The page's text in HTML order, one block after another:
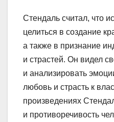
Стендаль считал, что
целиться в создание
а также в признание
и страстей. Он видел
и анализировать
любовь и страсть к
произведениях
и противоречивость